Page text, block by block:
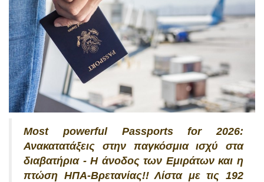
Most powerful Passports for 2026:
Ανακατατάξεις στην παγκόσμια ισχύ στα
διαβατήρια - Η άνοδος των Εμιράτων και η
πτώση ΗΠΑ-Βρετανίας!! Λίστα με τις 192